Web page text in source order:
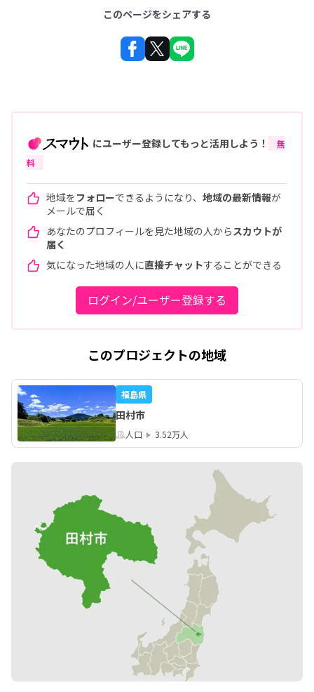
このページをシェアする
にユーザー登録してもっと活用しよう！
無
料
地域をフォローできるようになり、 地域の最新情報が
メールで届く
あなたのプロフィールを見た地域の人から スカウトが
届く
気になった地域の人に直接チャットすることができる
ログイン/ユーザー登録する
このプロジェクトの地域
福島県
田村市
人口 3.52万人